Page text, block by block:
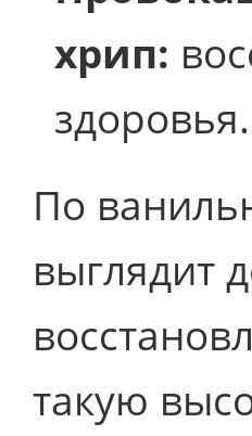
хрип:
здоровья.
По
выглядит
такую